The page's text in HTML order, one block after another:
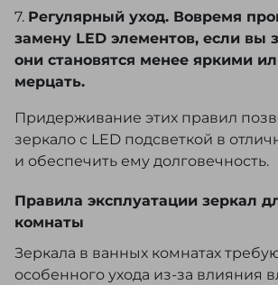
7. Регулярный уход. Вовремя
замену LED элементов, если вы
они становятся менее яркими
мерцать.
Придерживание этих правил
зеркало с LED подсветкой в
и обеспечить ему долговечность.
Правила эксплуатации зеркал
комнаты
Зеркала в ванных комнатах
особенного ухода из-за влияния